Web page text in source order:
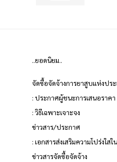
..ยอดนิยม..
จัดซื้อจัดจ้างการยาสูบแห่งปร
: ประกาศผู้ชนะการเสนอราคา
: วิธีเฉพาะเจาะจง
ข่าวสาร/ประกาศ
: เอกสารส่งเสริมความโปร่งใส
ข่าวสารจัดซื้อจัดจ้าง